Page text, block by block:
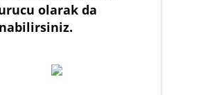
olarak da